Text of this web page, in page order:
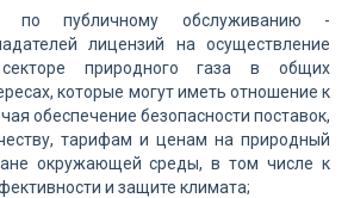
по публичному обслуживанию -
лицензий на осуществление
природного газа в общих
которые могут иметь отношение к
обеспечение безопасности поставок,
тарифам и ценам на природный
окружающей среды, в том числе к
и защите климата;